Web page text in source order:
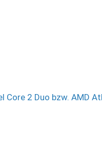
Core 2 Duo bzw. AMD